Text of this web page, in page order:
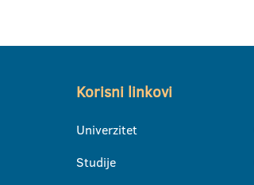
Korisni linkovi
Univerzitet
Studije